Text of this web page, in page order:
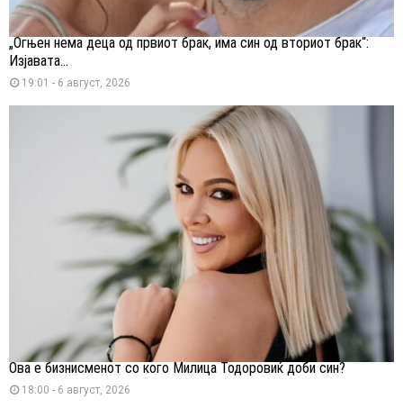
„Огњен нема деца од првиот брак, има син од вториот брак“:
Изјавата...
19:01 - 6 август, 2026
Ова е бизнисменот со кого Милица Тодоровиќ доби син?
18:00 - 6 август, 2026